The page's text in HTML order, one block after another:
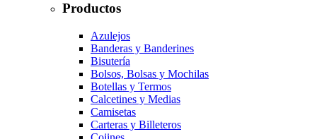
Productos
Azulejos
Banderas y Banderines
Bisutería
Bolsos, Bolsas y Mochilas
Botellas y Termos
Calcetines y Medias
Camisetas
Carteras y Billeteros